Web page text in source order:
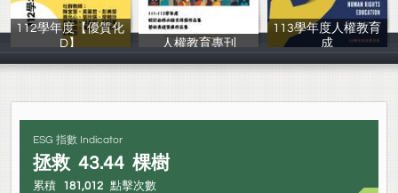
112學年度【優質化
D】
實驗研究組
人權教育專刊
教務處實驗研究
113學年度人權教育
成
教務處實驗研究
ESG 指數 Indicator
拯救 43.44 棵樹
累積 181,012 點擊次數